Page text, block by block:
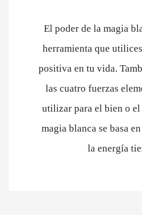
El poder de la magia
herramienta que
positiva en tu vida.
las cuatro fuerzas
utilizar para el bien o
magia blanca se basa
la energía